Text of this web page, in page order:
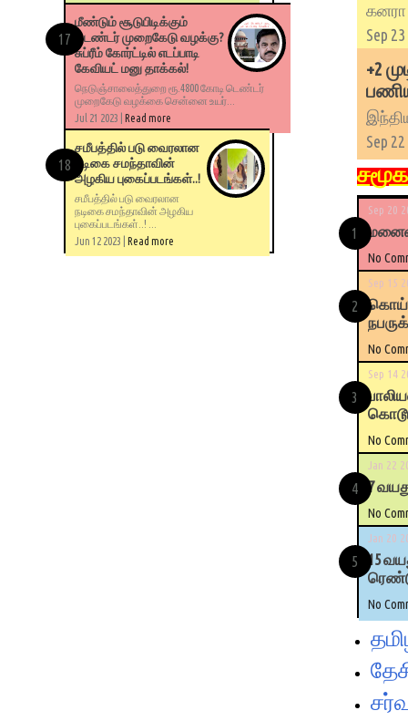
கனரா
Sep
+2
Sep
Sep 20
No
Sep 15
No
Sep 14
No
Jan 22
7
No
Jan 20
15
No
மீண்டும் சூடுபிடிக்கும்
டெண்டர் முறைகேடு வழக்கு?
சுப்ரீம் கோர்ட்டில் எடப்பாடி
கேவியட் மனு தாக்கல்!
நெடுஞ்சாலைத்துறை ரூ.4800 கோடி டெண்டர்
முறைகேடு வழக்கை சென்னை உயர்...
Jul 21 2023 | Read more
சமீபத்தில் படு வைரலான
நடிகை சமந்தாவின்
அழகிய புகைப்படங்கள்..!
சமீபத்தில் படு வைரலான
நடிகை சமந்தாவின் அழகிய
புகைப்படங்கள்..! ...
Jun 12 2023 | Read more